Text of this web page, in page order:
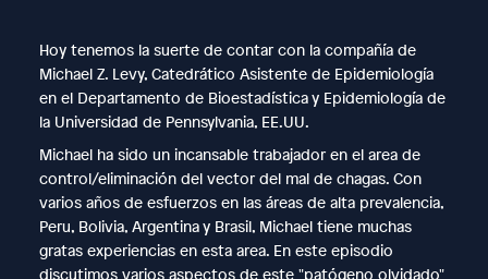
Hoy tenemos la suerte de contar con la compañía de
Michael Z. Levy, Catedrático Asistente de Epidemiología
en el Departamento de Bioestadística y Epidemiología de
la Universidad de Pennsylvania, EE.UU.
Michael ha sido un incansable trabajador en el area de
control/eliminación del vector del mal de chagas. Con
varios años de esfuerzos en las áreas de alta prevalencia,
Peru, Bolivia, Argentina y Brasil, Michael tiene muchas
gratas experiencias en esta area. En este episodio
discutimos varios aspectos de este "patógeno olvidado"